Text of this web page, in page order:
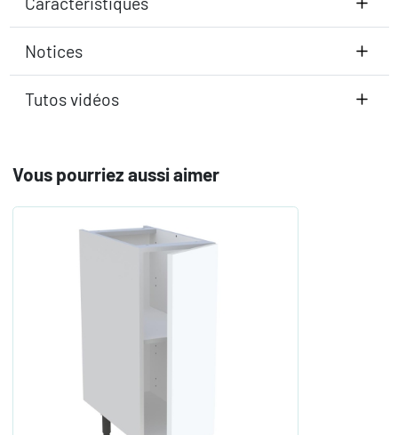
Notices
Tutos vidéos
Vous pourriez aussi aimer